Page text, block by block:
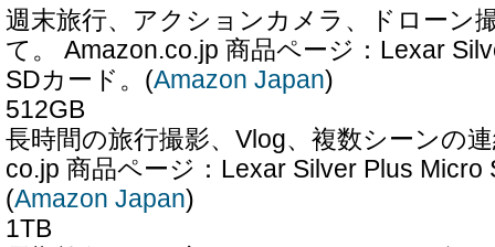
週末旅行、アクションカメラ、ドローン
て。 Amazon.co.jp 商品ページ：Lexar
SDカード。(Amazon Japan)
512GB
長時間の旅行撮影、Vlog、複数シーンの
co.jp 商品ページ：Lexar Silver Plus Micro
(Amazon Japan)
1TB